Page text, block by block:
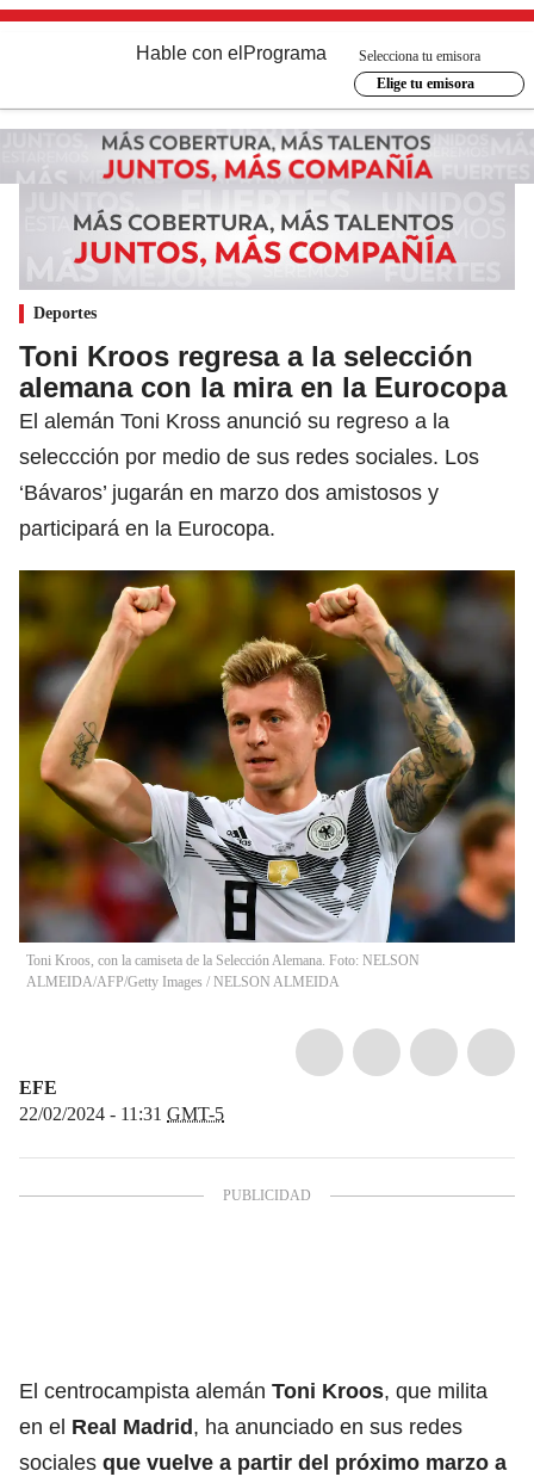
Hable con el Programa
Selecciona tu emisora
Elige tu emisora
Deportes
Toni Kroos regresa a la selección
alemana con la mira en la Eurocopa
El alemán Toni Kross anunció su regreso a la
seleccción por medio de sus redes sociales. Los
‘Bávaros’ jugarán en marzo dos amistosos y
participará en la Eurocopa.
Toni Kroos, con la camiseta de la Selección Alemana. Foto: NELSON
ALMEIDA/AFP/Getty Images / NELSON ALMEIDA
EFE
22/02/2024 - 11:31 GMT-5
El centrocampista alemán Toni Kroos, que milita
en el Real Madrid, ha anunciado en sus redes
sociales que vuelve a partir del próximo marzo a